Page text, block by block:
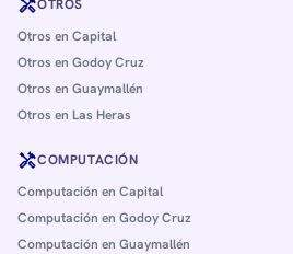
OTROS
Otros en Capital
Otros en Godoy Cruz
Otros en Guaymallén
Otros en Las Heras
handymanCOMPUTACIÓN
Computación en Capital
Computación en Godoy Cruz
Computación en Guaymallén